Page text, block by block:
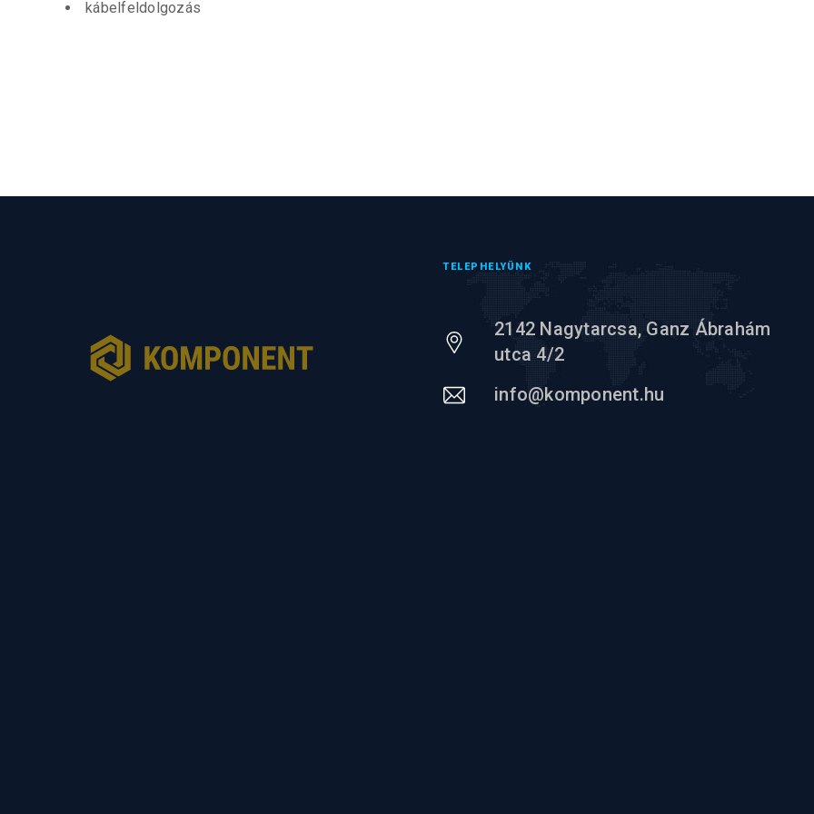
kábelfeldolgozás
TELEPHELYÜNK
2142 Nagytarcsa, Ganz Ábrahám
utca 4/2
info@komponent.hu